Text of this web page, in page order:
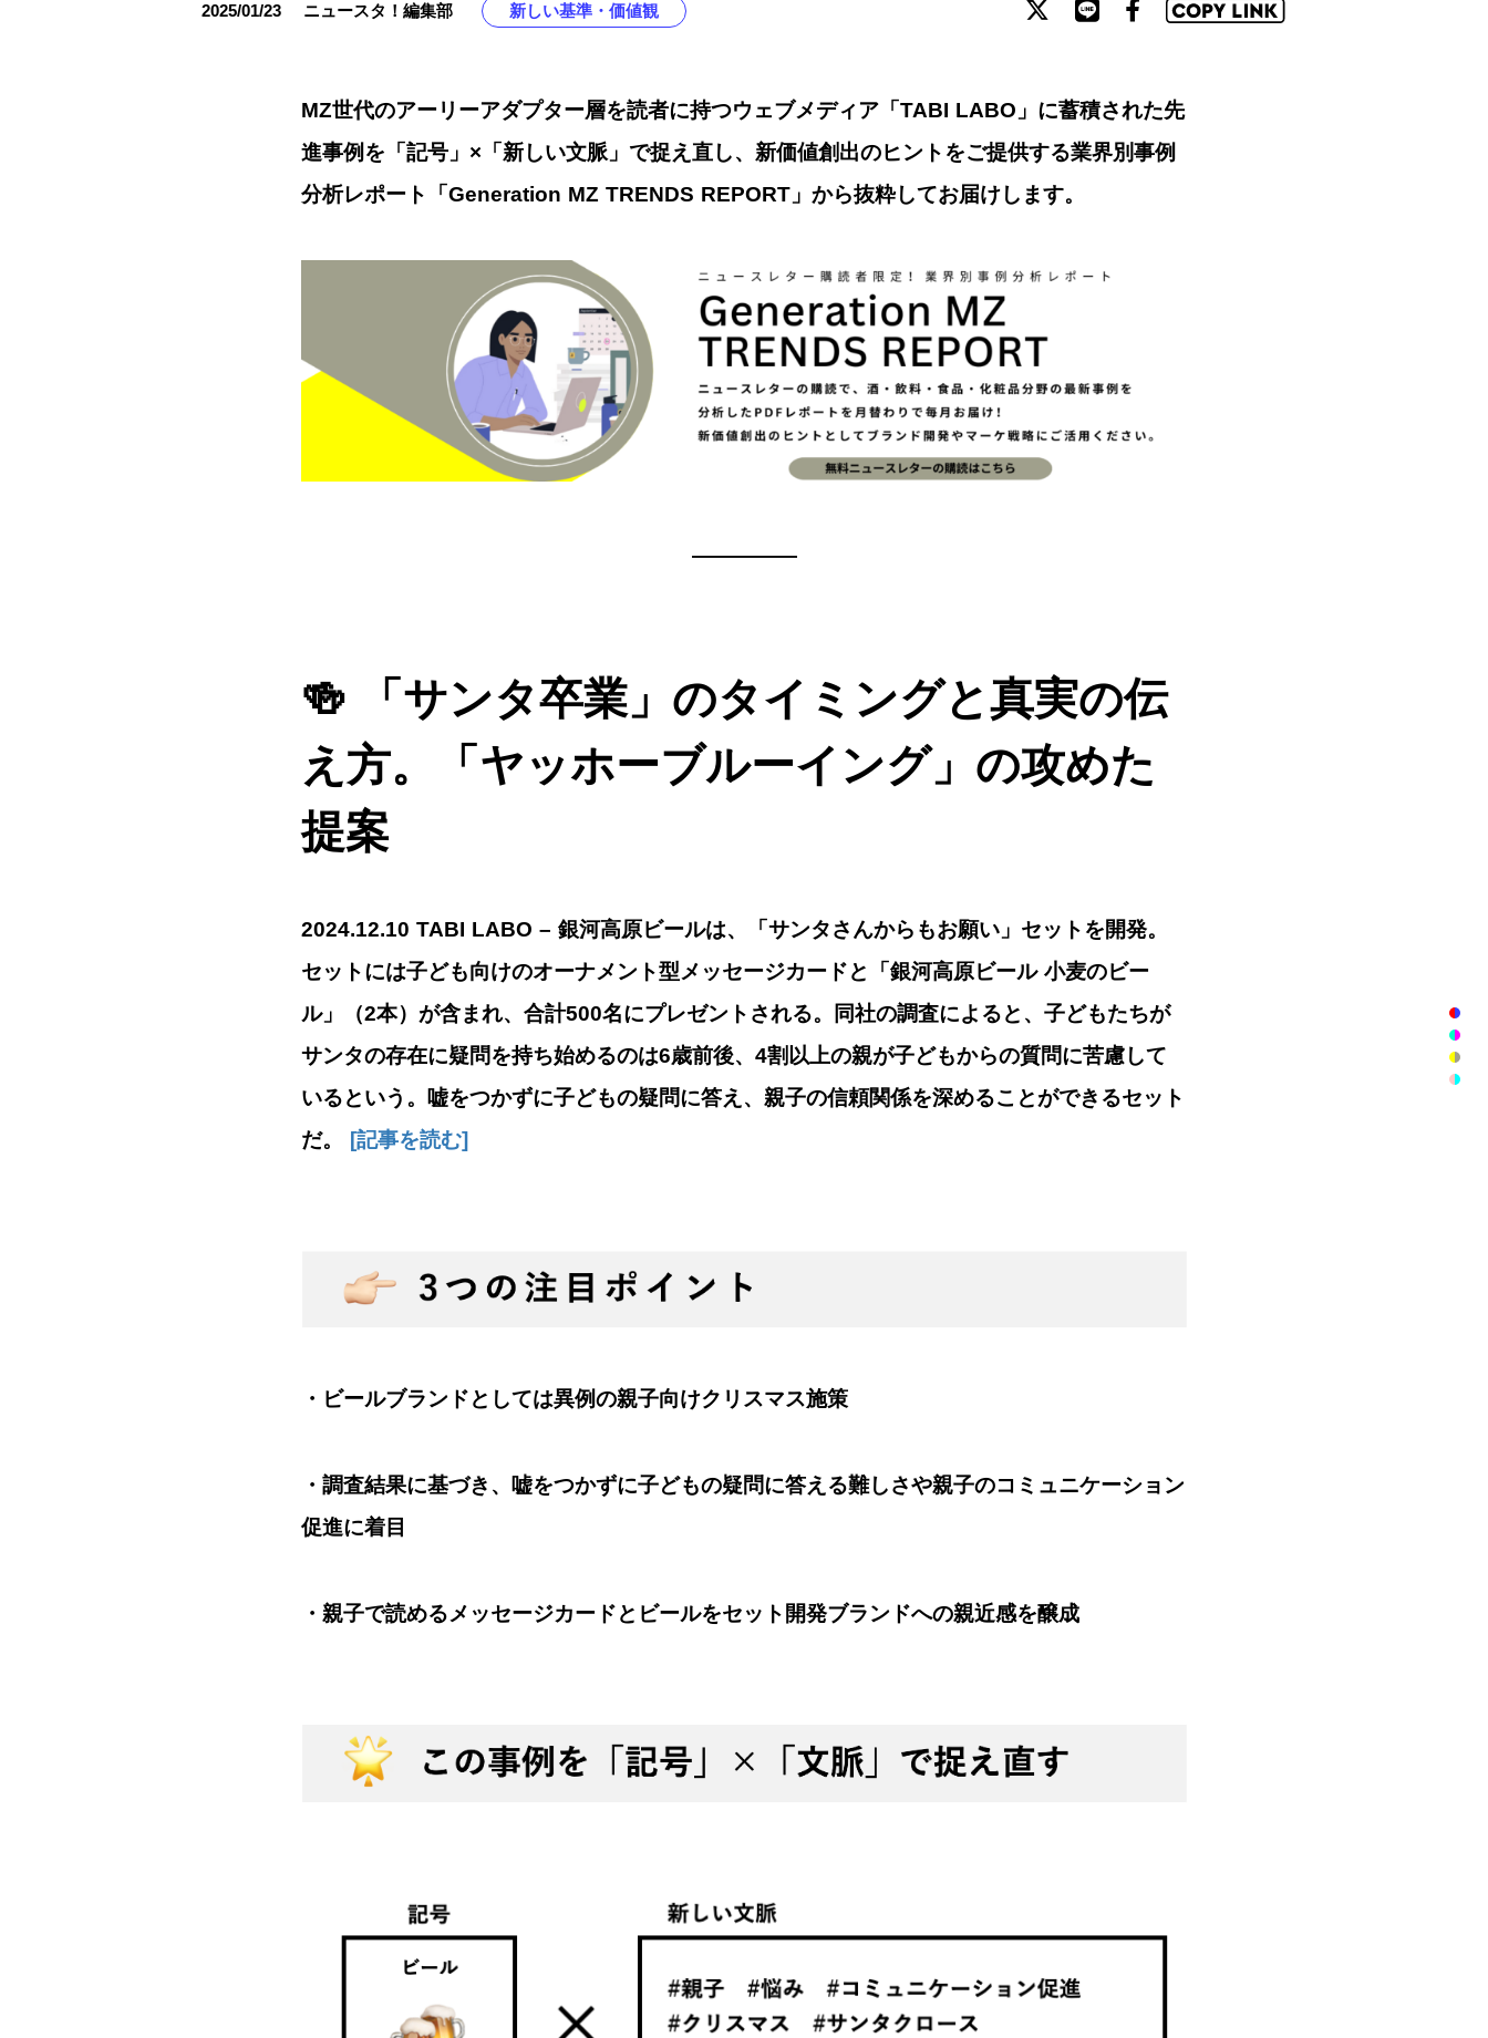
2025/01/23 ニュースタ！編集部 新しい基準・価値観
MZ世代のアーリーアダプター層を読者に持つウェブメディア「TABI LABO」に蓄積された先
進事例を「記号」×「新しい文脈」で捉え直し、新価値創出のヒントをご提供する業界別事例
分析レポート「Generation MZ TRENDS REPORT」から抜粋してお届けします。
—————
🍻
「サンタ卒業」のタイミングと真実の伝
え方。「ヤッホーブルーイング」の攻めた
提案
2024.12.10 TABI LABO – 銀河高原ビールは、「サンタさんからもお願い」セットを開発。
セットには子ども向けのオーナメント型メッセージカードと「銀河高原ビール 小麦のビー
ル」（2本）が含まれ、合計500名にプレゼントされる。同社の調査によると、子どもたちが
サンタの存在に疑問を持ち始めるのは6歳前後、4割以上の親が子どもからの質問に苦慮して
いるという。嘘をつかずに子どもの疑問に答え、親子の信頼関係を深めることができるセット
だ。 [記事を読む]
・ ビールブランドとしては異例の親子向けクリスマス施策
・ 調査結果に基づき、嘘をつかずに子どもの疑問に答える難しさや親子のコミュニケーション
促進に着目
・ 親子で読めるメッセージカードとビールをセット開発ブランドへの親近感を醸成